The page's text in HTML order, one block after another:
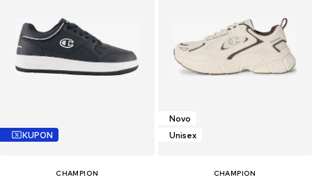
KUPON
CHAMPION
Novo
Unisex
CHAMPION